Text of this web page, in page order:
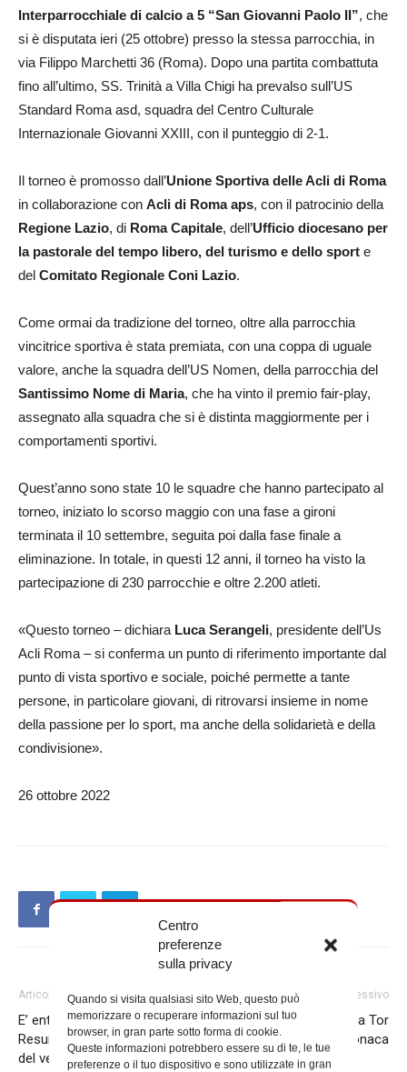
Centro
preferenze
sulla privacy
Quando si visita qualsiasi sito Web, questo può
memorizzare o recuperare informazioni sul tuo
browser, in gran parte sotto forma di cookie.
Queste informazioni potrebbero essere su di te, le tue
preferenze o il tuo dispositivo e sono utilizzate in gran
Interparrocchiale di calcio a 5 “San Giovanni Paolo II”, che
si è disputata ieri (25 ottobre) presso la stessa parrocchia, in
via Filippo Marchetti 36 (Roma). Dopo una partita combattuta
fino all’ultimo, SS. Trinità a Villa Chigi ha prevalso sull’US
Standard Roma asd, squadra del Centro Culturale
Internazionale Giovanni XXIII, con il punteggio di 2-1.
Il torneo è promosso dall’Unione Sportiva delle Acli di Roma
in collaborazione con Acli di Roma aps, con il patrocinio della
Regione Lazio, di Roma Capitale, dell’Ufficio diocesano per
la pastorale del tempo libero, del turismo e dello sport e
del Comitato Regionale Coni Lazio.
Come ormai da tradizione del torneo, oltre alla parrocchia
vincitrice sportiva è stata premiata, con una coppa di uguale
valore, anche la squadra dell’US Nomen, della parrocchia del
Santissimo Nome di Maria, che ha vinto il premio fair-play,
assegnato alla squadra che si è distinta maggiormente per i
comportamenti sportivi.
Quest’anno sono state 10 le squadre che hanno partecipato al
torneo, iniziato lo scorso maggio con una fase a gironi
terminata il 10 settembre, seguita poi dalla fase finale a
eliminazione. In totale, in questi 12 anni, il torneo ha visto la
partecipazione di 230 parrocchie e oltre 2.200 atleti.
«Questo torneo – dichiara Luca Serangeli, presidente dell’Us
Acli Roma – si conferma un punto di riferimento importante dal
punto di vista sportivo e sociale, poiché permette a tante
persone, in particolare giovani, di ritrovarsi insieme in nome
della passione per lo sport, ma anche della solidarietà e della
condivisione».
26 ottobre 2022
Articolo precedente
E’ entrata nella luce della
Resurrezione Sandra, sorella
del vescovo Di Tora
Articolo successivo
Laboratorio di scrittura a Tor
Bella Monaca